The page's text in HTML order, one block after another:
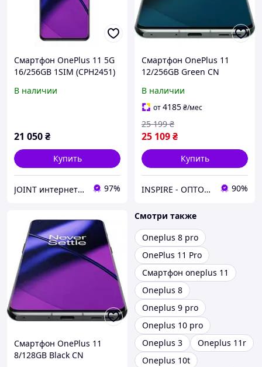
Смартфон OnePlus 11 5G
16/256GB 1SIM (CPH2451)
В наличии
21 050₴
Купить
JOINT интернет-магазин электроники 97%
Смартфон OnePlus 11
12/256GB Green CN
В наличии
от4185₴/мес
25 109₴
25 199 ₴
Купить
INSPIRE - ОПТОВІ ПРОДАЖІ ТА БЕЗГОТІВКА ДЛЯ БІЗНЕСУ 90%
Смартфон OnePlus 11
8/128GB Black CN
Смотри также
Oneplus 8 pro
OnePlus 11 Pro
Смартфон oneplus 11
Oneplus 8
Oneplus 9 pro
Oneplus 10 pro
Oneplus 3
Oneplus 11r
Oneplus 10t